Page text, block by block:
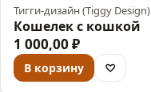
Тигги-дизайн (Tiggy Design)
Кошелек с кошкой
1 000,00 ₽
В корзину ♡